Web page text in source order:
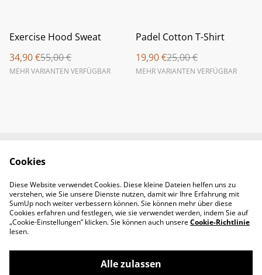
%
Exercise Hood Sweat
34,90 €55,00 €
MEHR VARIANTEN VERFÜGBAR
%
Padel Cotton T-Shirt
19,90 €25,00 €
MEHR VARIANTEN VERFÜGBAR
Legal Terms
Privacy Policy
Cookie Policy
Cookies
Diese Website verwendet Cookies. Diese kleine Dateien helfen uns zu
verstehen, wie Sie unsere Dienste nutzen, damit wir Ihre Erfahrung mit
SumUp noch weiter verbessern können. Sie können mehr über diese
Cookies erfahren und festlegen, wie sie verwendet werden, indem Sie auf
„Cookie-Einstellungen” klicken. Sie können auch unsereCookie-Richtlinie
lesen.
Alle zulassen